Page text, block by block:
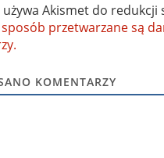
Akismet do redukcji
przetwarzane są
KOMENTARZY